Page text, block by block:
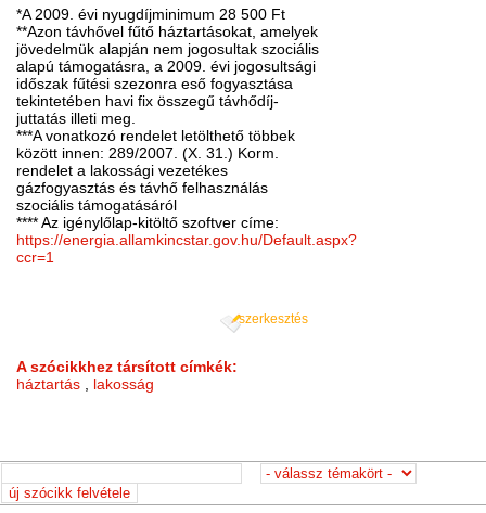
*A 2009. évi nyugdíjminimum 28 500 Ft
**Azon távhővel fűtő háztartásokat, amelyek
jövedelmük alapján nem jogosultak szociális
alapú támogatásra, a 2009. évi jogosultsági
időszak fűtési szezonra eső fogyasztása
tekintetében havi fix összegű távhődíj-
juttatás illeti meg.
***A vonatkozó rendelet letölthető többek
között innen: 289/2007. (X. 31.) Korm.
rendelet a lakossági vezetékes
gázfogyasztás és távhő felhasználás
szociális támogatásáról
**** Az igénylőlap-kitöltő szoftver címe:
https://energia.allamkincstar.gov.hu/Default.aspx?
ccr=1
szerkesztés
A szócikkhez társított címkék:
háztartás
lakosság